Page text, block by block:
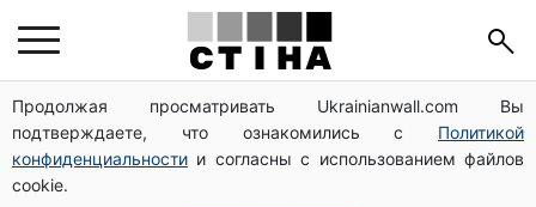
Продолжая просматривать Ukrainianwall.com Вы
подтверждаете, что ознакомились с Политикой
конфиденциальности и согласны с использованием файлов
cookie.
172 940 грн защитят жилье от ареста за
коммуналку: с октября порог — 432 тысячи
Новый знак на центральной улице: водителям
грузовиков запретили остановку — штраф до 680